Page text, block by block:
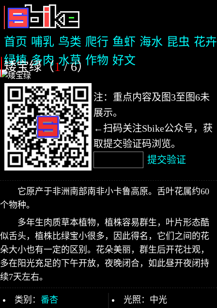
首页 哺乳 鸟类 爬行 鱼虾 海水 昆虫 花卉
绿植 多肉 水草 作物 好文
矮宝绿（1/ 6）
注：重点内容及图3至图6未
展示。
←扫码关注Sbike公众号，获
取提交验证码浏览。
提交验证
它原产于非洲南部南非小卡鲁高原。舌叶花属约60
个物种。
多年生肉质草本植物，植株容易群生，叶片形态酷
似舌头，植株比绿宝小很多，因此得名，它们之间的花
朵大小也有一定的区别。花朵美丽，群生后开花壮观，
多在阳光充足的下午开放，夜晚闭合，如此昼开夜闭持
续7天左右。
类别： 番杏
光照：中光